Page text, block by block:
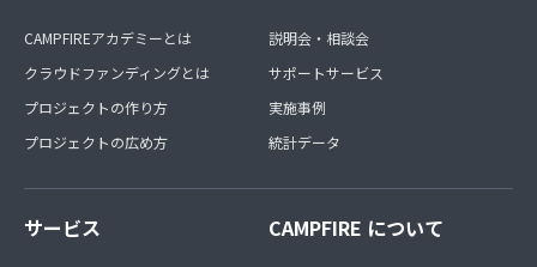
CAMPFIREアカデミーとは
クラウドファンディングとは
プロジェクトの作り方
プロジェクトの広め方
説明会・相談会
サポートサービス
実施事例
統計データ
サービス CAMPFIRE について